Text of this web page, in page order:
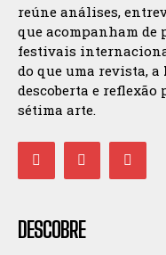
reúne análises,
que acompanham de
festivais
do que uma revista, a
descoberta e reflexão
sétima arte.
DESCOBRE